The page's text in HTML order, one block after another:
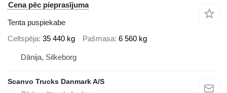
Cena pēc pieprasījuma
Tenta puspiekabe
Celtspēja 35 440 kg Pašmasa 6 560 kg
Dānija, Silkeborg
Scanvo Trucks Danmark A/S